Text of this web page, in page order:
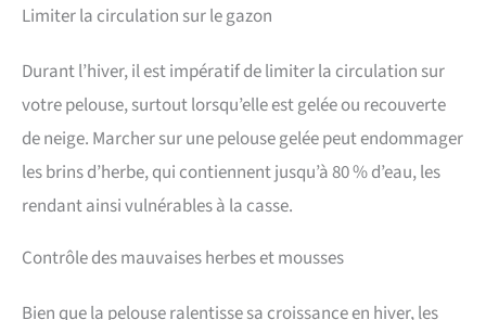
Limiter la circulation sur le gazon
Durant l’hiver, il est impératif de limiter la circulation sur
votre pelouse, surtout lorsqu’elle est gelée ou recouverte
de neige. Marcher sur une pelouse gelée peut endommager
les brins d’herbe, qui contiennent jusqu’à 80 % d’eau, les
rendant ainsi vulnérables à la casse.
Contrôle des mauvaises herbes et mousses
Bien que la pelouse ralentisse sa croissance en hiver, les